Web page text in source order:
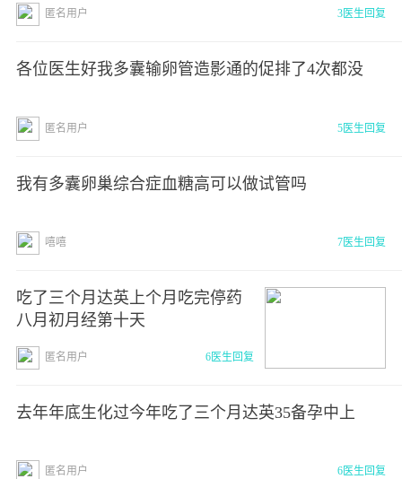
匿名用户 3医生回复
各位医生好我多囊输卵管造影通的促排了4次都没
匿名用户 5医生回复
我有多囊卵巢综合症血糖高可以做试管吗
嘻嘻 7医生回复
吃了三个月达英上个月吃完停药
八月初月经第十天
匿名用户 6医生回复
去年年底生化过今年吃了三个月达英35备孕中上
匿名用户 6医生回复